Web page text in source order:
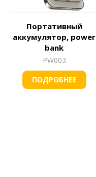
Портативный
аккумулятор, power
bank
PW003
ПОДРОБНЕЕ